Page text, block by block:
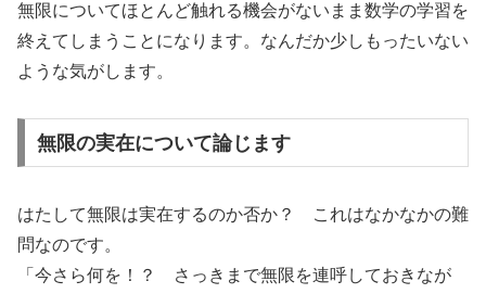
無限についてほとんど触れる機会がないまま数学の学習を
終えてしまうことになります。なんだか少しもったいない
ような気がします。
無限の実在について論じます
はたして無限は実在するのか否か？ これはなかなかの難
問なのです。
「今さら何を！？ さっきまで無限を連呼しておきなが